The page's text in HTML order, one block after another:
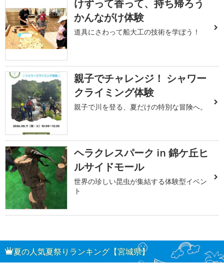
けずって香って、持ち帰ろう
かんながけ体験
道具にさわって船大工の技術を学ぼう！
親子でチャレンジ！ シャワー
クライミング体験
親子で川を登る、夏だけの特別な冒険へ。
ヘラクレスパーク in 錦ケ丘ヒ
ルサイドモール
世界の珍しい昆虫が集結する体験型イベン
ト
夏の人気夏祭りランキング【宮城県】